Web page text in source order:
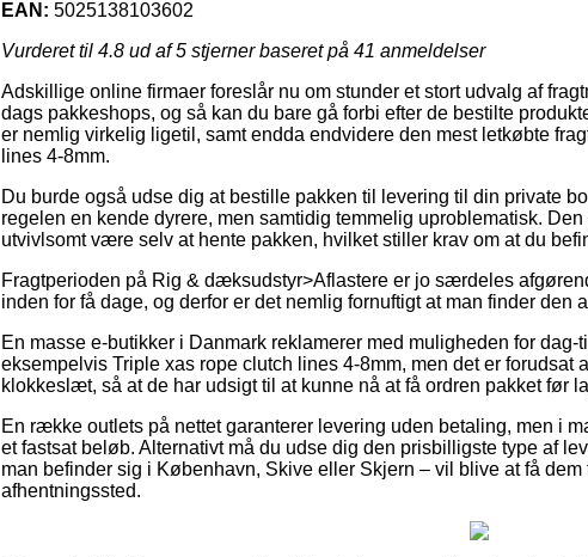
EAN: 5025138103602
Vurderet til 4.8 ud af 5 stjerner baseret på 41 anmeldelser
Adskillige online firmaer foreslår nu om stunder et stort udvalg af
dags pakkeshops, og så kan du bare gå forbi efter de bestilte
er nemlig virkelig ligetil, samt endda endvidere den mest letkøbte
lines 4-8mm.
Du burde også udse dig at bestille pakken til levering til din private
regelen en kende dyrere, men samtidig temmelig uproblematisk.
utvivlsomt være selv at hente pakken, hvilket stiller krav om at du
Fragtperioden på Rig & dæksudstyr>Aflastere er jo særdeles
inden for få dage, og derfor er det nemlig fornuftigt at man finder den
En masse e-butikker i Danmark reklamerer med muligheden for
eksempelvis Triple xas rope clutch lines 4-8mm, men det er forudsat
klokkeslæt, så at de har udsigt til at kunne nå at få ordren pakket før
En række outlets på nettet garanterer levering uden betaling, men i
et fastsat beløb. Alternativt må du udse dig den prisbilligste type af
man befinder sig i København, Skive eller Skjern – vil blive at få
afhentningssted.